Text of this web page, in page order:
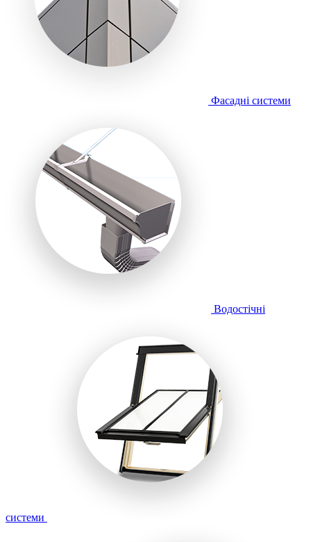
Фасадні системи
Водостічні
системи